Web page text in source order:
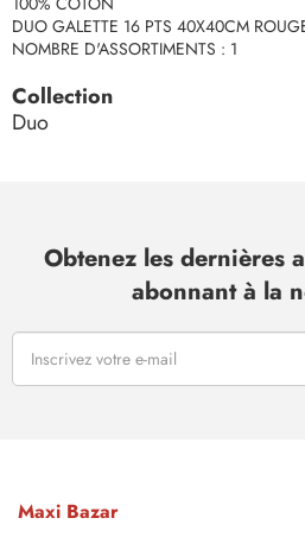
DUO GALETTE 16 PTS 40X40CM
NOMBRE D'ASSORTIMENTS : 1
Collection
Duo
Obtenez les dernières
abonnant à la
Maxi Bazar